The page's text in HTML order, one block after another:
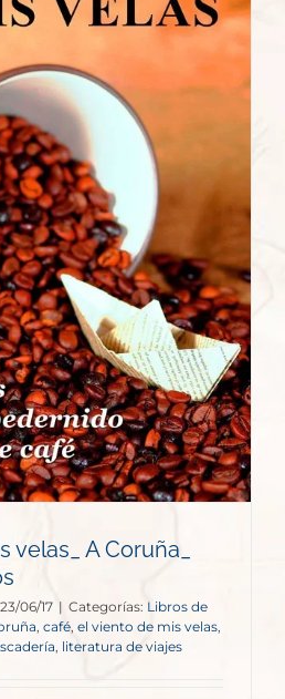
velas_ A Coruña_
23/06/17 | Categorías: Libros de
café, el viento de mis velas
, literatura de viajes